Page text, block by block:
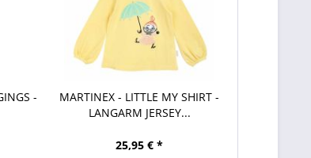
-
MARTINEX - LITTLE MY SHIRT -
LANGARM JERSEY...
25,95 € *